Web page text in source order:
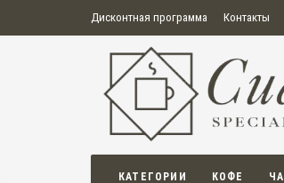
Дисконтная программа Контакты
О нас Оплата Правила продажи
Политика конфиденциальности
Политика в отношении обработки
Пользовательское соглашение
КАТЕГОРИИ КОФЕ